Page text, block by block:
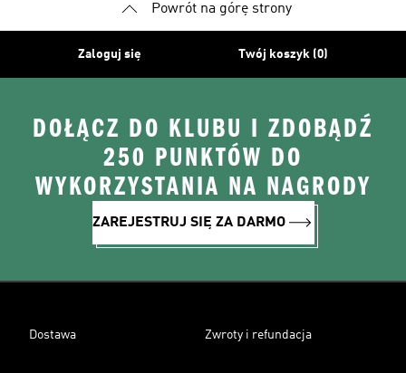
Powrót na górę strony
Zaloguj się Twój koszyk (0)
DOŁĄCZ DO KLUBU I ZDOBĄDŹ
250 PUNKTÓW DO
WYKORZYSTANIA NA NAGRODY
ZAREJESTRUJ SIĘ ZA DARMO
Dostawa Zwroty i refundacja